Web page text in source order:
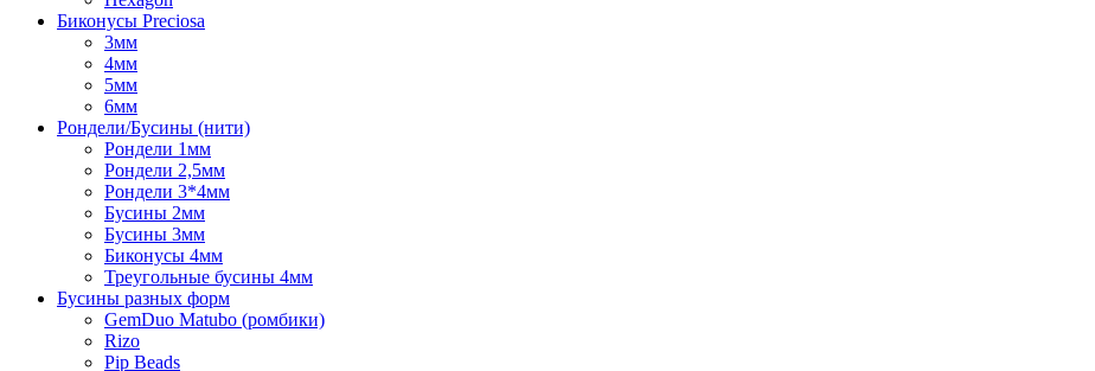
Биконусы Preciosa
3мм
4мм
5мм
6мм
Рондели/Бусины (нити)
Рондели 1мм
Рондели 2,5мм
Рондели 3*4мм
Бусины 2мм
Бусины 3мм
Биконусы 4мм
Треугольные бусины 4мм
Бусины разных форм
GemDuo Matubo (ромбики)
Rizo
Pip Beads